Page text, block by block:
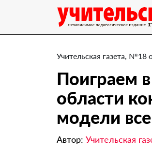
Учительская газета, №18
Поиграем
области
модели
Автор: Учительская